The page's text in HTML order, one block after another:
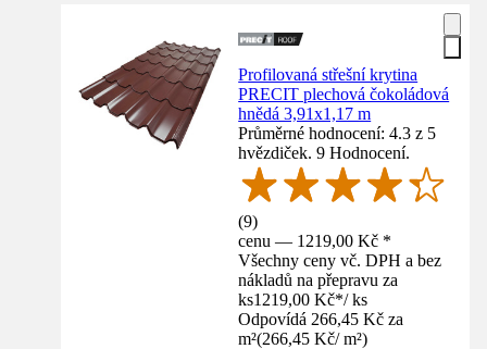
Profilovaná střešní krytina
PRECIT plechová čokoládová
hnědá 3,91x1,17 m
Průměrné hodnocení: 4.3 z 5
hvězdiček. 9 Hodnocení.
(9)
cenu — 1219,00 Kč *
Všechny ceny vč. DPH a bez
nákladů na přepravu za
ks1219,00 Kč*/ ks
Odpovídá 266,45 Kč za
m²(266,45 Kč/ m²)